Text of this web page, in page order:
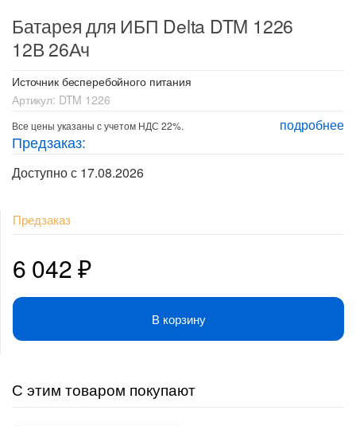
Батарея для ИБП Delta DTM 1226
12В 26Ач
Источник бесперебойного питания
Артикул: DTM 1226
подробнее
Все цены указаны с учетом НДС 22%.
Предзаказ:
Доступно с 17.08.2026
Предзаказ
6 042₽
В корзину
С этим товаром покупают